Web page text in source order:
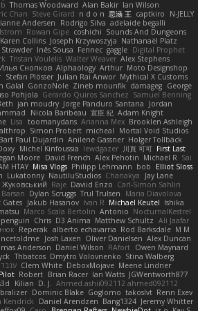
Thomas Woodward Alan Bakir Ian Wilson
Chan Steve Girard n d o n 思涵 王 captkiro
N-JELLY
Andersen Rodrigo Silva adelaide begalli
Rowan Gipe coshichi Sounds And Dungeons
Karen Collins Joseph Krzywoszyja Nathanaël Platz
Strawder Inês Sousa Fennec gaggle Digital Prophet
Tristan Voulelis Walter Weaver Alex Stephens
Илья Снопков Alphaology Arthur Moto Designshop
Stefan Plösser Julian Rai Anwor Mythical X Customs
Galal GonzoNole Zineb mounfik damageg George
Pohjola Gerardo Quiros Sanchez Samuel Benning
jan moudry Jorge Panduro Santana
Jordan
Nicola Baribeau 宣臣 紀 Adam Knight
Lisa toomanydans Arianna Mex Brooklen Ashleigh
Simon Probert micheal
Mortal Void Studios
Bart Paul Dujardin Anilene Gassner Holger Tollbäck
Michel Kinfoussia lewdgazer 川頁 可可 First Last
Moore David French Alex Pehotin Michael R Sai
HTAY Misa Vlogs Philipp Lehmann bob
Elliot Sloss
Lukatonny NautiluStudios Chanakya
Jay Lane
Жуковський Raje Daviid Enzo Carl-Simon Sahlin
Dylan Scruggs Trul Trulsen
Maria Diavolova
Gates Jakub Hasanov Ivan R Michael Keutel Ishika
Marco Scala Bertolin Antonio NocturnalKestrel
penguin Chris D3 Anima Matthew Schultz Ali Jaafar
Reperak alberto echavarria Rod Barksdale M M
Josh Laxen Oliver Danielsen Alex Duncan
Anderson Daniel Wilson RAfort Owen Maynard
Thbatcos Dmytro Volovnenko Stina Walberg
ענבר Clem White DeboxMojave Meene Lindner
Robert Brian Racer Ian Watts JGWentworth877
Kilian D. J. Ahmed.ashii092112 ahmed092112
Dominic Blake Goglomo takoslvt Renn Exev
Kendrick Daniel Arendzen Bang1324 Jeremy Whitter